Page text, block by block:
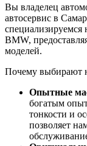
Вы владелец
автосервис в
BMW,
моделей.
Почему выбирают
Опытные
богатым
тонкости и
позволяет